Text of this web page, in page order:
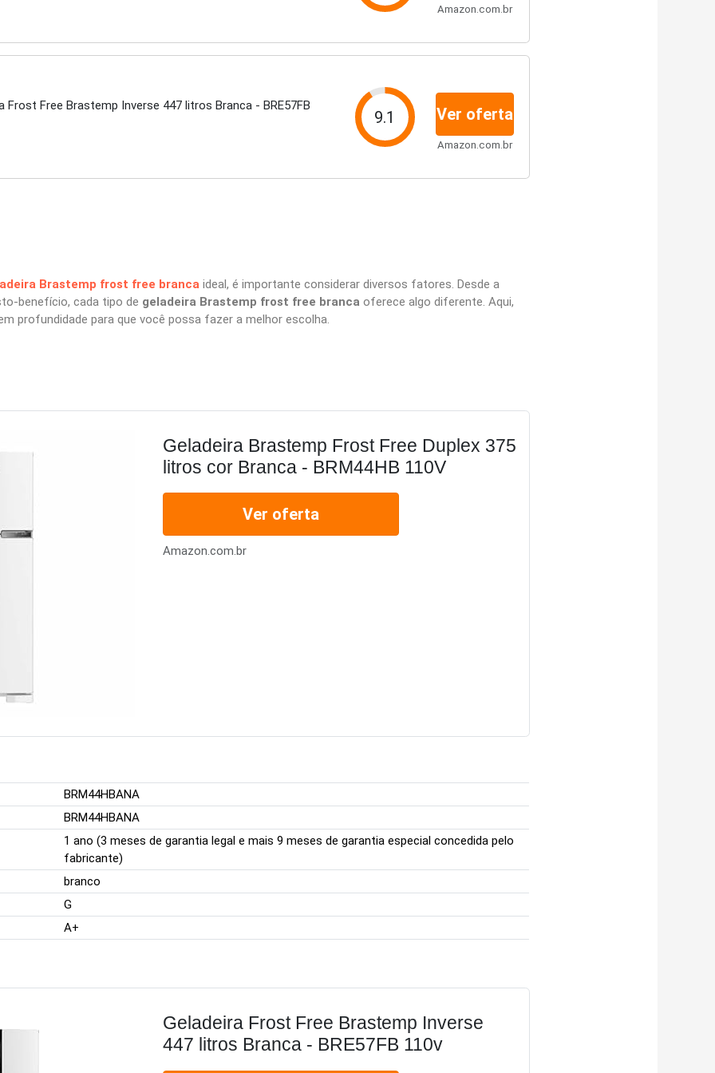
Amazon.com.br
Frost Free Brastemp Inverse 447 litros Branca - BRE57FB
9.1 Ver oferta
Amazon.com.br
Brastemp frost free branca ideal, é importante considerar diversos fatores. Desde a
benefício, cada tipo de geladeira Brastemp frost free branca oferece algo diferente. Aqui,
profundidade para que você possa fazer a melhor escolha.
Geladeira Brastemp Frost Free Duplex 375
litros cor Branca - BRM44HB 110V
Ver oferta
Amazon.com.br
BRM44HBANA
BRM44HBANA
1 ano (3 meses de garantia legal e mais 9 meses de garantia especial concedida pelo
fabricante)
branco
G
A+
Geladeira Frost Free Brastemp Inverse
447 litros Branca - BRE57FB 110v